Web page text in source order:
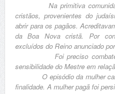
Na primitiva
cristãos, provenientes do
abrir para os pagãos.
da Boa Nova cristã. Por
excluídos do Reino anunciado
Foi preciso combater
sensibilidade do Mestre em
O episódio da mulher
finalidade. A mulher pagã foi